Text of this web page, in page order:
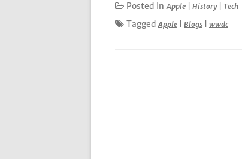
Posted InApple History Tech
TaggedApple Blogs wwdc